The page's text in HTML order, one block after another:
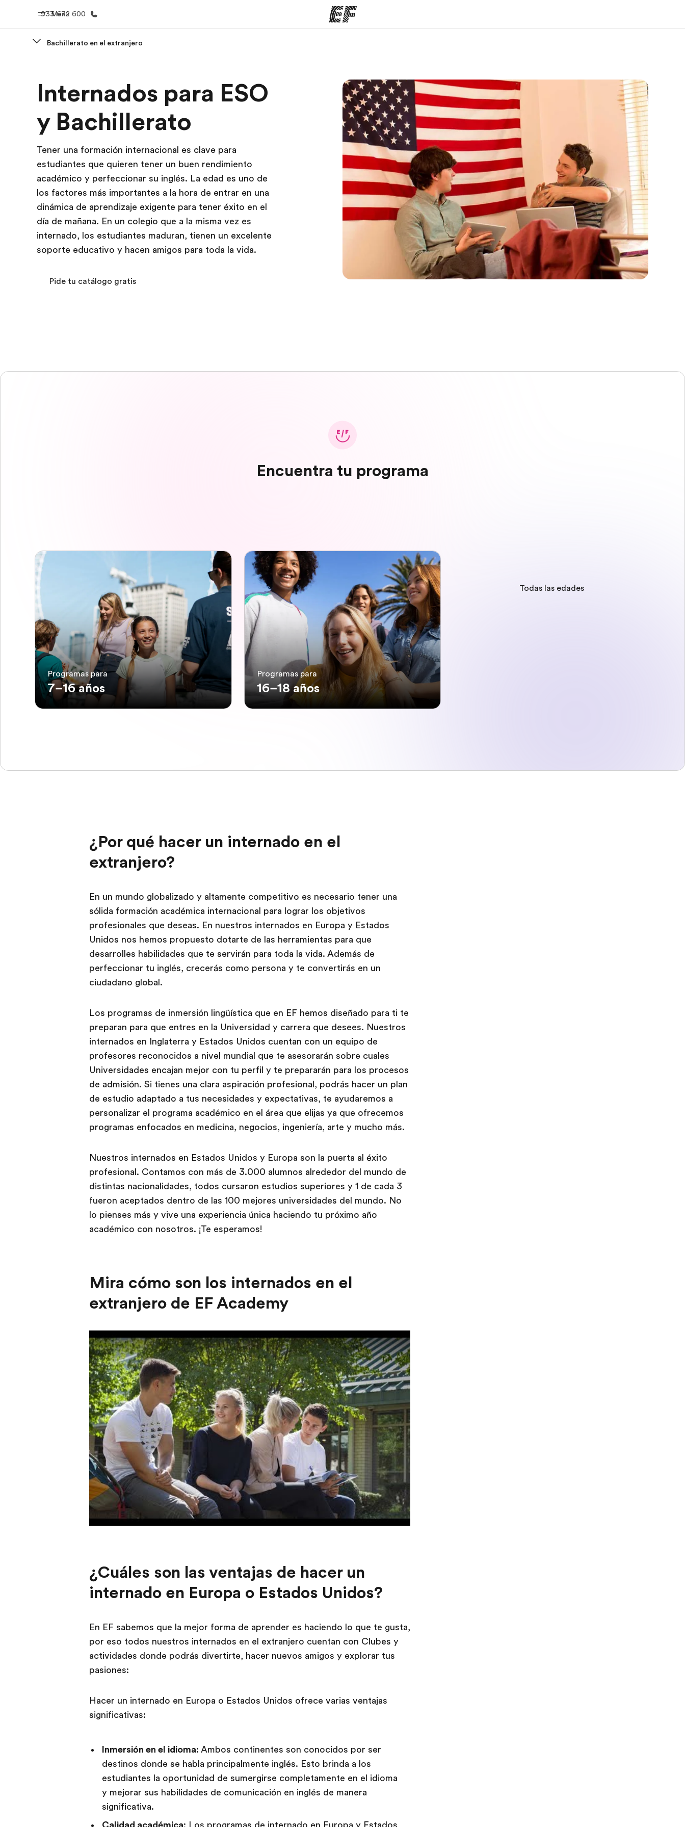
Menú
933 672 600
Bienvenido a EF Ver todo lo que hacemos Encuentra una oficina Quiénes somos
Bachillerato en el extranjero
Internados para ESO
y Bachillerato
Tener una formación internacional es clave para
estudiantes que quieren tener un buen rendimiento
académico y perfeccionar su inglés. La edad es uno de
los factores más importantes a la hora de entrar en una
dinámica de aprendizaje exigente para tener éxito en el
día de mañana. En un colegio que a la misma vez es
internado, los estudiantes maduran, tienen un excelente
soporte educativo y hacen amigos para toda la vida.
Pide tu catálogo gratis
Encuentra tu programa
Programas para
7–16 años
Programas para
16–18 años
Todas las edades
¿Por qué hacer un internado en el
extranjero?
En un mundo globalizado y altamente competitivo es necesario tener una
sólida formación académica internacional para lograr los objetivos
profesionales que deseas. En nuestros internados en Europa y Estados
Unidos nos hemos propuesto dotarte de las herramientas para que
desarrolles habilidades que te servirán para toda la vida. Además de
perfeccionar tu inglés, crecerás como persona y te convertirás en un
ciudadano global.
Los programas de inmersión lingüística que en EF hemos diseñado para ti te
preparan para que entres en la Universidad y carrera que desees. Nuestros
internados en Inglaterra y Estados Unidos cuentan con un equipo de
profesores reconocidos a nivel mundial que te asesorarán sobre cuales
Universidades encajan mejor con tu perfil y te prepararán para los procesos
de admisión. Si tienes una clara aspiración profesional, podrás hacer un plan
de estudio adaptado a tus necesidades y expectativas, te ayudaremos a
personalizar el programa académico en el área que elijas ya que ofrecemos
programas enfocados en medicina, negocios, ingeniería, arte y mucho más.
Nuestros internados en Estados Unidos y Europa son la puerta al éxito
profesional. Contamos con más de 3.000 alumnos alrededor del mundo de
distintas nacionalidades, todos cursaron estudios superiores y 1 de cada 3
fueron aceptados dentro de las 100 mejores universidades del mundo. No
lo pienses más y vive una experiencia única haciendo tu próximo año
académico con nosotros. ¡Te esperamos!
​Mira cómo son los internados en el
extranjero de EF Academy
¿Cuáles son las ventajas de hacer un
internado en Europa o Estados Unidos?
En EF sabemos que la mejor forma de aprender es haciendo lo que te gusta,
por eso todos nuestros internados en el extranjero cuentan con Clubes y
actividades donde podrás divertirte, hacer nuevos amigos y explorar tus
pasiones:
Hacer un internado en Europa o Estados Unidos ofrece varias ventajas
significativas:
Inmersión en el idioma: Ambos continentes son conocidos por ser
destinos donde se habla principalmente inglés. Esto brinda a los
estudiantes la oportunidad de sumergirse completamente en el idioma
y mejorar sus habilidades de comunicación en inglés de manera
significativa.
Calidad académica: Los programas de internado en Europa y Estados